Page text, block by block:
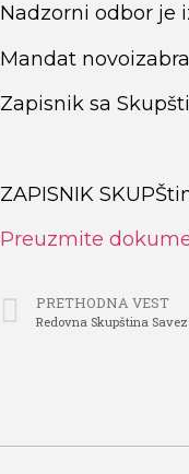
Nadzorni odbor je
Mandat
Zapisnik sa
ZAPISNIK
Preuzmite
PRETHODNA VEST